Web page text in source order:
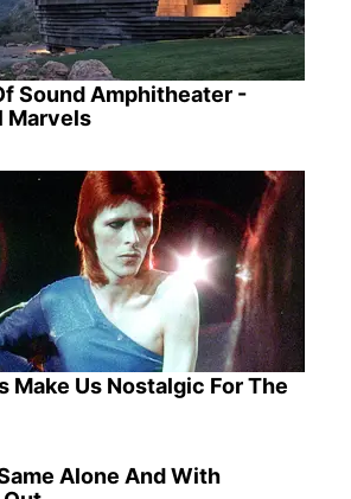
Sound Amphitheater -
Marvels
Make Us Nostalgic For The
Alone And With